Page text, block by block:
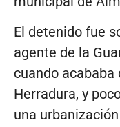
El detenido fue
agente de la
cuando acababa
Herradura, y
una